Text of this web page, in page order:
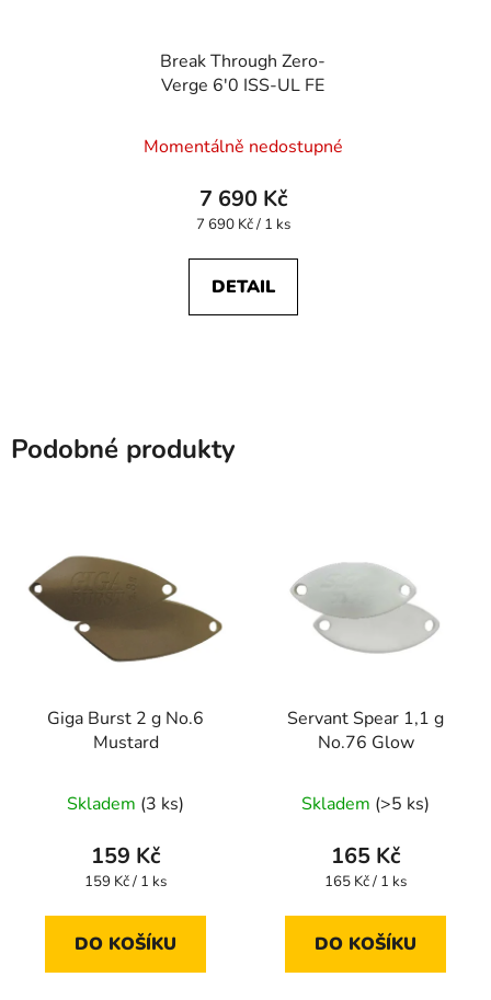
Break Through Zero-
Verge 6'0 ISS-UL FE
Momentálně nedostupné
7 690 Kč
Měrná
7 690 Kč / 1 ks
DETAIL
Podobné produkty
Giga Burst 2 g No.6
Mustard
Skladem (3 ks)
159 Kč
Měrná
159 Kč / 1 ks
DO KOŠÍKU
Servant Spear 1,1 g
No.76 Glow
Skladem (>5 ks)
165 Kč
Měrná
165 Kč / 1 ks
DO KOŠÍKU